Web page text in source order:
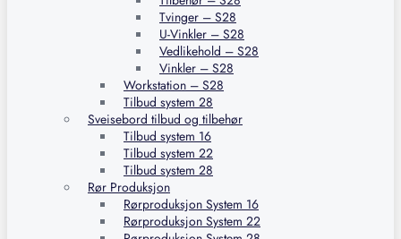
Tvinger – S28
U-Vinkler – S28
Vedlikehold – S28
Vinkler – S28
Workstation – S28
Tilbud system 28
Sveisebord tilbud og tilbehør
Tilbud system 16
Tilbud system 22
Tilbud system 28
Rør Produksjon
Rørproduksjon System 16
Rørproduksjon System 22